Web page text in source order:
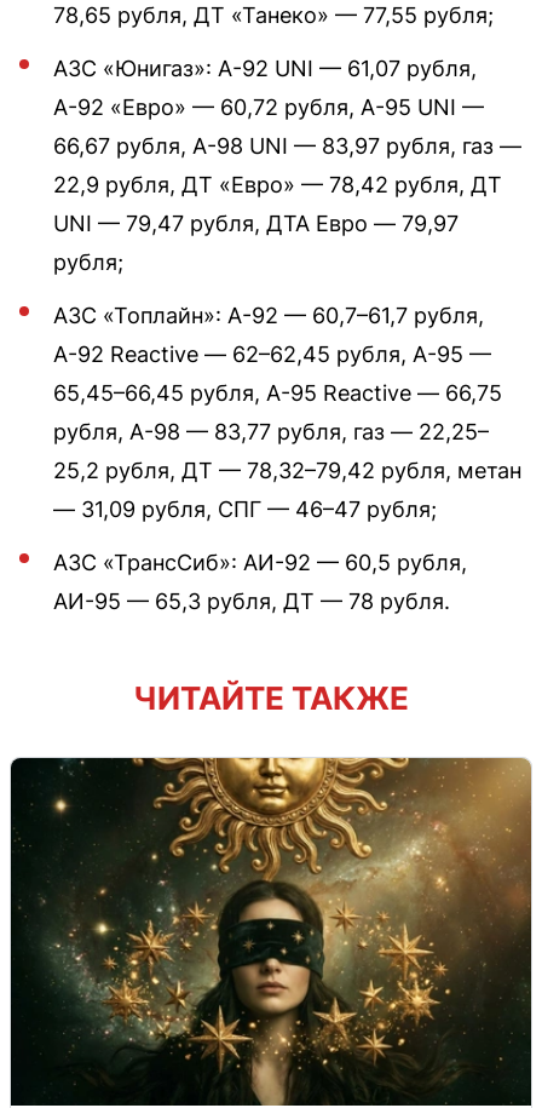
78,65 рубля, ДТ «Танеко» — 77,55 рубля;
АЗС «Юнигаз»: А-92 UNI — 61,07 рубля,
А-92 «Евро» — 60,72 рубля, А-95 UNI —
66,67 рубля, А-98 UNI — 83,97 рубля, газ —
22,9 рубля, ДТ «Евро» — 78,42 рубля, ДТ
UNI — 79,47 рубля, ДТА Евро — 79,97
рубля;
АЗС «Топлайн»: А-92 — 60,7–61,7 рубля,
А-92 Reactive — 62–62,45 рубля, А-95 —
65,45–66,45 рубля, А-95 Reactive — 66,75
рубля, А-98 — 83,77 рубля, газ — 22,25–
25,2 рубля, ДТ — 78,32–79,42 рубля, метан
— 31,09 рубля, СПГ — 46–47 рубля;
АЗС «ТрансСиб»: АИ-92 — 60,5 рубля,
АИ-95 — 65,3 рубля, ДТ — 78 рубля.
ЧИТАЙТЕ ТАКЖЕ